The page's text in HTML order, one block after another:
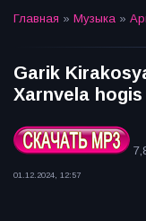
Главная » Музыка »
Garik
Xarnvela hogis
01.12.2024, 12:57